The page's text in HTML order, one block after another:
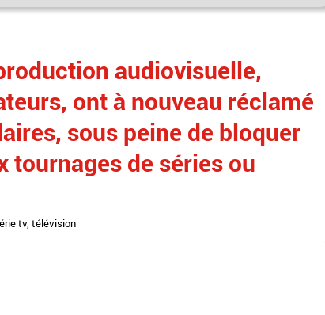
audiovisuelle,
ont à nouveau réclamé
sous peine de bloquer
tournages de séries ou
tv, télévision